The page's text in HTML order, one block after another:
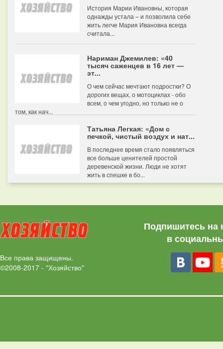
История Марии Ивановны, которая
однажды устала – и позволила себе
жить легче Мария Ивановна всегда
считала...
Нариман Джемилев: «40
тысяч саженцев в 16 лет —
эт...
О чем сейчас мечтают подростки? О
дорогих вещах, о мотоциклах - обо
всем, о чем угодно, но только не о
том, как нач...
Татьяна Легкая: «Дом с
печкой, чистый воздух и нат...
В последнее время стало появляться
все больше ценителей простой
деревенской жизни. Люди не хотят
жить в спешке в бо...
Все права защищены.
©2008-2017 - "Хозяйство"
Подпишитесь на
в